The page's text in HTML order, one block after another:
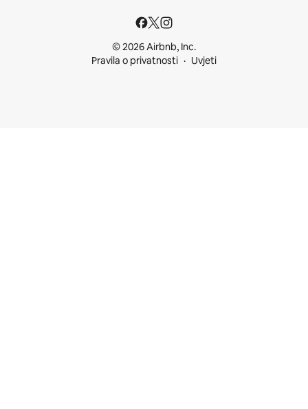
© 2026 Airbnb, Inc.
Pravila o privatnosti
Uvjeti